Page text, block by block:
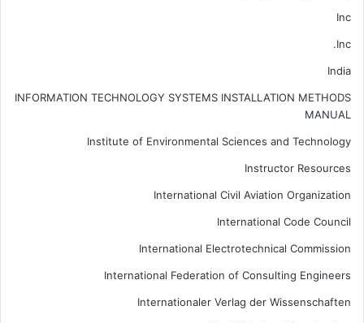
Inc
Inc.
India
INFORMATION TECHNOLOGY SYSTEMS INSTALLATION METHODS
MANUAL
Institute of Environmental Sciences and Technology
Instructor Resources
International Civil Aviation Organization
International Code Council
International Electrotechnical Commission
International Federation of Consulting Engineers
Internationaler Verlag der Wissenschaften